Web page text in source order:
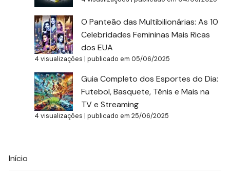
O Panteão das Multibilionárias: As 10
Celebridades Femininas Mais Ricas
dos EUA
4 visualizações |publicado em 05/06/2025
Guia Completo dos Esportes do Dia:
Futebol, Basquete, Tênis e Mais na
TV e Streaming
4 visualizações |publicado em 25/06/2025
Início